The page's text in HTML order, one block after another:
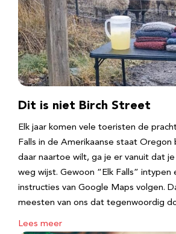
Dit is niet Birch Street
Elk jaar komen vele toeristen de
Falls in de Amerikaanse staat Oregon
daar naartoe wilt, ga je er vanuit dat je
weg wijst. Gewoon “Elk Falls” intypen
instructies van Google Maps volgen.
meesten van ons dat tegenwoordig
Lees meer